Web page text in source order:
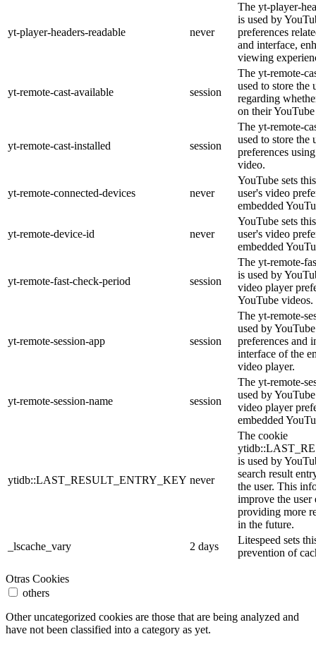
yt-player-headers-readable never
The yt-player-
is used by
preferences
and interface,
viewing
yt-remote-cast-available session
The yt-remote-
used to store the
regarding
on their
yt-remote-cast-installed session
The yt-remote-
used to store the
preferences
video.
yt-remote-connected-devices never
YouTube sets
user's video
embedded
yt-remote-device-id never
YouTube sets
user's video
embedded
yt-remote-fast-check-period session
The yt-remote-
is used by
video player
YouTube videos.
yt-remote-session-app session
The yt-remote-
used by
preferences and
interface of the
video player.
yt-remote-session-name session
The yt-remote-
used by
video player
embedded
ytidb::LAST_RESULT_ENTRY_KEY never
The cookie
is used by
search result
the user. This
improve the user
providing more
in the future.
_lscache_vary
2 days
Litespeed sets
prevention of
Otras Cookies
others
Other uncategorized cookies are those that are being analyzed and
have not been classified into a category as yet.